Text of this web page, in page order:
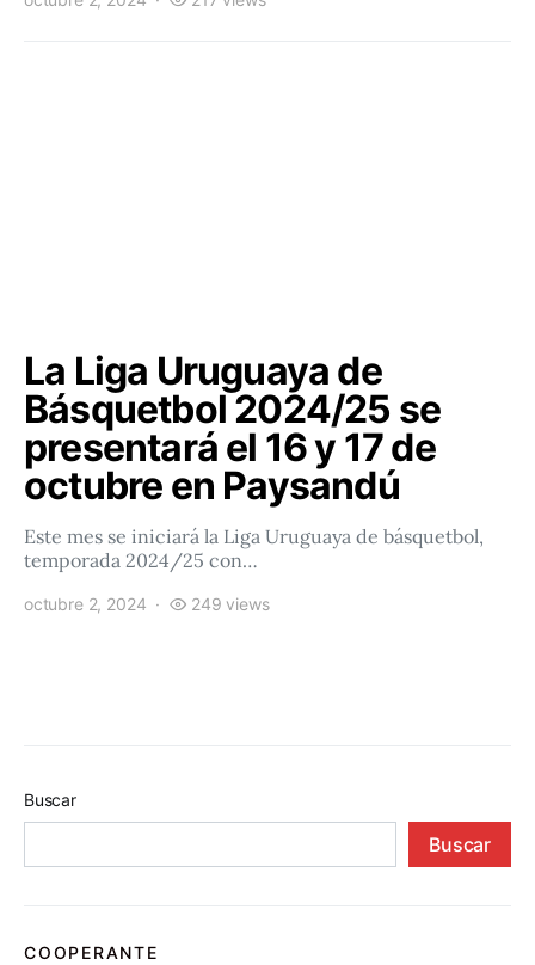
La Liga Uruguaya de
Básquetbol 2024/25 se
presentará el 16 y 17 de
octubre en Paysandú
Este mes se iniciará la Liga Uruguaya de básquetbol,
temporada 2024/25 con…
octubre 2, 2024 249 views
Buscar
Buscar
COOPERANTE